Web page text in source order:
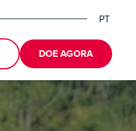
PT
DOE AGORA